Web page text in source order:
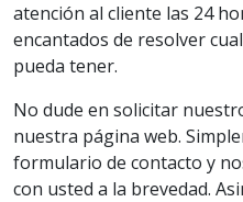
atención al cliente las 24
encantados de resolver
pueda tener.
No dude en solicitar
nuestra página web.
formulario de contacto y
con usted a la brevedad.